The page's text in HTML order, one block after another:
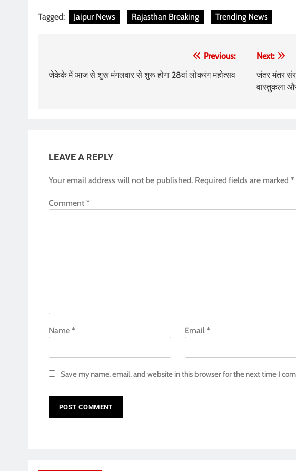
Tagged: Jaipur News Rajasthan Breaking Trending News
navigation
Previous:
जेकेके में आज से शुरू मंगलवार से शुरू होगा 28वां लोकरंग महोत्सव
Next:
जंतर मंतर
वास्तुकला
LEAVE A REPLY
Your email address will not be published. Required fields are marked *
Comment *
Name * Email*
Save my name, email, and website in this browser for the next time I